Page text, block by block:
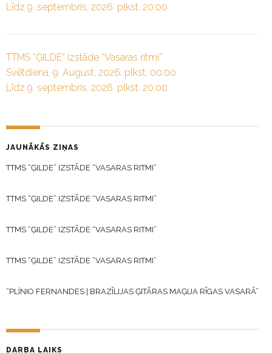
Līdz 9. septembris, 2026. plkst. 20:00
TTMS “ĢILDE” izstāde “Vasaras ritmi”
Svētdiena, 9. August, 2026. plkst. 00:00
Līdz 9. septembris, 2026. plkst. 20:00
JAUNĀKĀS ZIŅAS
TTMS “ĢILDE” IZSTĀDE “VASARAS RITMI”
TTMS “ĢILDE” IZSTĀDE “VASARAS RITMI”
TTMS “ĢILDE” IZSTĀDE “VASARAS RITMI”
TTMS “ĢILDE” IZSTĀDE “VASARAS RITMI”
“PLÍNIO FERNANDES | BRAZĪLIJAS ĢITĀRAS MAĢIJA RĪGAS VASARĀ”
DARBA LAIKS